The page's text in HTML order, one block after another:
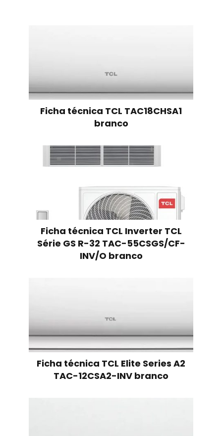
Ficha técnica TCL TAC18CHSA1
branco
Ficha técnica TCL Inverter TCL
Série GS R-32 TAC-55CSGS/CF-
INV/O branco
Ficha técnica TCL Elite Series A2
TAC-12CSA2-INV branco